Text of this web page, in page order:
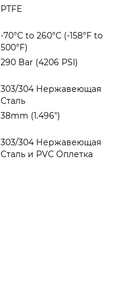
PTFE
-70°C to 260°C (-158°F to
500°F)
290 Bar (4206 PSI)
303/304 Нержавеющая
Сталь
38mm (1.496")
303/304 Нержавеющая
Сталь и PVC Oплетка